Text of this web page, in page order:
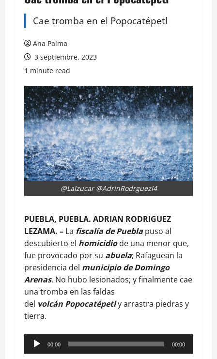
Cae tromba en el Popocatépetl
Ana Palma
3 septiembre, 2023
1 minute read
@LaIzucar @AdrinRodrguezI4
PUEBLA, PUEBLA. ADRIAN RODRIGUEZ
LEZAMA. – La fiscalía de Puebla puso al
descubierto el homicidiode una menor que,
fue provocado por su abuela; Rafaguean la
presidencia del municipio de Domingo
Arenas. No hubo lesionados; y finalmente cae
una tromba en las faldas
del volcán Popocatépetly arrastra piedras y
tierra.
Reproductor
de
00:00 00:00